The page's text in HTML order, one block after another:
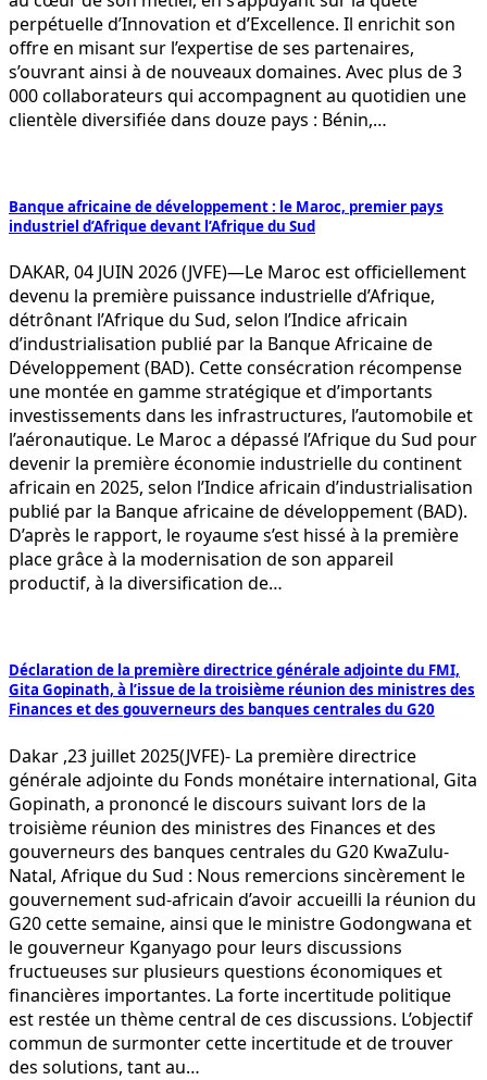
perpétuelle d’Innovation et d’Excellence. Il enrichit son
offre en misant sur l’expertise de ses partenaires,
s’ouvrant ainsi à de nouveaux domaines. Avec plus de 3
000 collaborateurs qui accompagnent au quotidien une
clientèle diversifiée dans douze pays : Bénin,…
Banque africaine de développement : le Maroc, premier pays
industriel d’Afrique devant l’Afrique du Sud
DAKAR, 04 JUIN 2026 (JVFE)—Le Maroc est officiellement
devenu la première puissance industrielle d’Afrique,
détrônant l’Afrique du Sud, selon l’Indice africain
d’industrialisation publié par la Banque Africaine de
Développement (BAD). Cette consécration récompense
une montée en gamme stratégique et d’importants
investissements dans les infrastructures, l’automobile et
l’aéronautique. Le Maroc a dépassé l’Afrique du Sud pour
devenir la première économie industrielle du continent
africain en 2025, selon l’Indice africain d’industrialisation
publié par la Banque africaine de développement (BAD).
D’après le rapport, le royaume s’est hissé à la première
place grâce à la modernisation de son appareil
productif, à la diversification de…
Déclaration de la première directrice générale adjointe du FMI,
Gita Gopinath, à l’issue de la troisième réunion des ministres des
Finances et des gouverneurs des banques centrales du G20
Dakar ,23 juillet 2025(JVFE)- La première directrice
générale adjointe du Fonds monétaire international, Gita
Gopinath, a prononcé le discours suivant lors de la
troisième réunion des ministres des Finances et des
gouverneurs des banques centrales du G20 KwaZulu-
Natal, Afrique du Sud : Nous remercions sincèrement le
gouvernement sud-africain d’avoir accueilli la réunion du
G20 cette semaine, ainsi que le ministre Godongwana et
le gouverneur Kganyago pour leurs discussions
fructueuses sur plusieurs questions économiques et
financières importantes. La forte incertitude politique
est restée un thème central de ces discussions. L’objectif
commun de surmonter cette incertitude et de trouver
des solutions, tant au…